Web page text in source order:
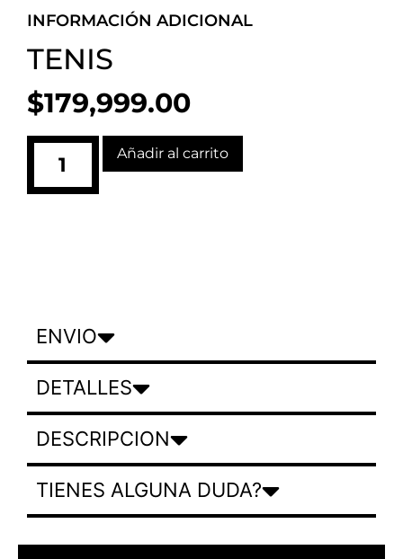
INFORMACIÓN ADICIONAL
TENIS
$179,999.00
Añadir al carrito
ENVIO
DETALLES
DESCRIPCION
TIENES ALGUNA DUDA?